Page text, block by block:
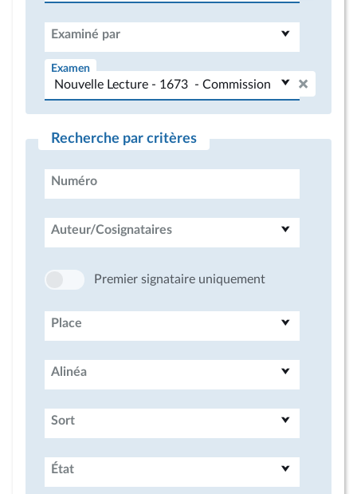
Examiné par
Examen
Recherche par critères
Numéro
Auteur/Cosignataires
Premier signataire uniquement
Place
Alinéa
Sort
État